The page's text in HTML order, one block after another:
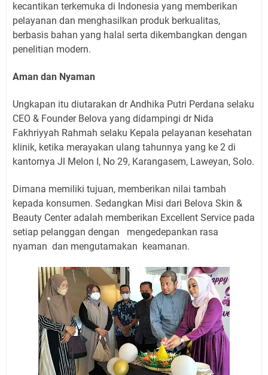
kecantikan terkemuka di Indonesia yang memberikan
pelayanan dan menghasilkan produk berkualitas,
berbasis bahan yang halal serta dikembangkan dengan
penelitian modern.
Aman dan Nyaman
Ungkapan itu diutarakan dr Andhika Putri Perdana selaku
CEO & Founder Belova yang didampingi dr Nida
Fakhriyyah Rahmah selaku Kepala pelayanan kesehatan
klinik, ketika merayakan ulang tahunnya yang ke 2 di
kantornya Jl Melon I, No 29, Karangasem, Laweyan, Solo.
Dimana memiliki tujuan, memberikan nilai tambah
kepada konsumen. Sedangkan Misi dari Belova Skin &
Beauty Center adalah memberikan Excellent Service pada
setiap pelanggan dengan
mengedepankan rasa
nyaman dan mengutamakan keamanan.